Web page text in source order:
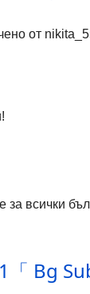
от
всички
Bg